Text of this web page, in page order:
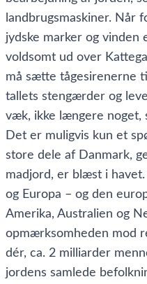
landbrugsmaskiner. Når
jydske marker og vinden
voldsomt ud over
må sætte tågesirenerne
tallets stengærder og
væk, ikke længere noget,
Det er muligvis kun et
store dele af Danmark,
madjord, er blæst i
og Europa – og den
Amerika, Australien og
opmærksomheden mod
dér, ca. 2 milliarder
jordens samlede